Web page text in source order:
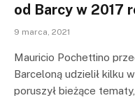
od Barcy w 2017
9 marca, 2021
Mauricio Pochettino
Barceloną udzielił kilku
poruszył bieżące